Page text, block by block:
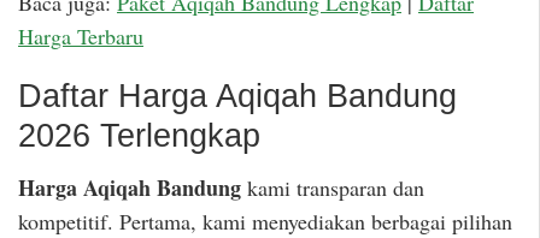
Harga Terbaru
Daftar Harga Aqiqah Bandung
2026 Terlengkap
Harga Aqiqah Bandung kami transparan dan
kompetitif. Pertama, kami menyediakan berbagai pilihan